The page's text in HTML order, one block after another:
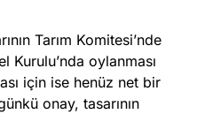
Tarım Komitesi’nde
Kurulu’nda oylanması
için ise henüz net bir
onay, tasarının